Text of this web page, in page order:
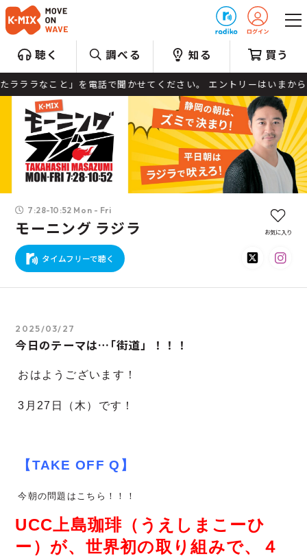
聴く 調べる 知る 買う
」を電話で聞かせてください。 エントリーはいまか
7:28-10:52 Mon - Fri
モーニング ラジラ
タイムフリーで聴く
お気に入り
2025/03/27
今日のテーマは…｢街道」！！！
おはようございます！
3 月27 日（木）です！
【TAKE OFF Q】
今朝の問題はこちら！！！
UCC上島珈琲（うえしまこーひ
ー）が、世界初の取り組みで、４